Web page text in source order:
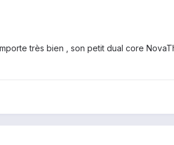
très bien , son petit dual core